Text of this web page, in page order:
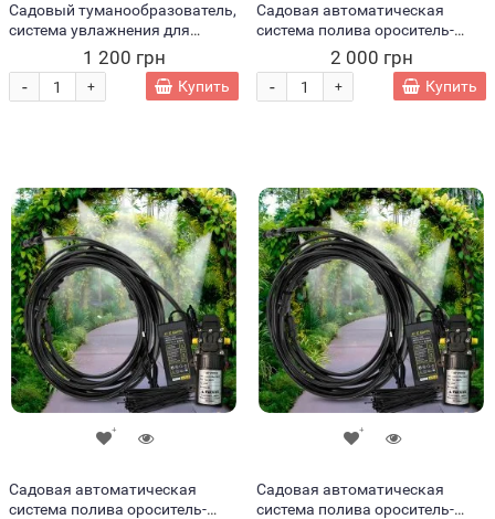
Садовый туманообразователь,
система увлажнения для
беседок Garden Art F-7636 14 м
1 200 грн
+
- Купить
Садовая автоматическая
система полива ороситель-
туманообразователь для сада
6м 1939 (JS)
2 000 грн
+
- Купить
Садовая автоматическая
система полива ороситель-
Садовая автоматическая
система полива ороситель-